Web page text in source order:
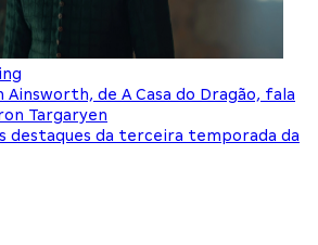
de A Casa do Dragão, fala
Targaryen
destaques da terceira temporada da